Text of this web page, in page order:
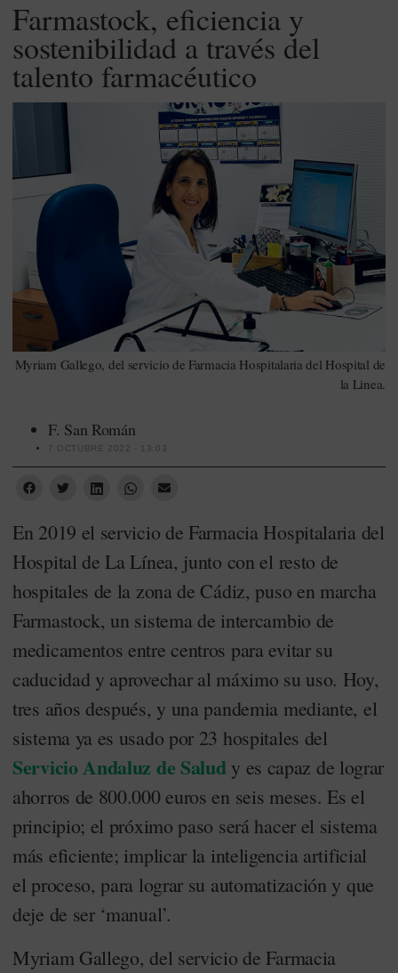
Farmastock, eficiencia y
sostenibilidad a través del
talento farmacéutico
Myriam Gallego, del servicio de Farmacia Hospitalaria del Hospital de
la Linea.
F. San Román
7 OCTUBRE 2022 - 13:03
En 2019 el servicio de Farmacia Hospitalaria del
Hospital de La Línea, junto con el resto de
hospitales de la zona de Cádiz, puso en marcha
Farmastock, un sistema de intercambio de
medicamentos entre centros para evitar su
caducidad y aprovechar al máximo su uso. Hoy,
tres años después, y una pandemia mediante, el
sistema ya es usado por 23 hospitales del
Servicio Andaluz de Saludy es capaz de lograr
ahorros de 800.000 euros en seis meses. Es el
principio; el próximo paso será hacer el sistema
más eficiente; implicar la inteligencia artificial
el proceso, para lograr su automatización y que
deje de ser ‘manual’.
Myriam Gallego, del servicio de Farmacia